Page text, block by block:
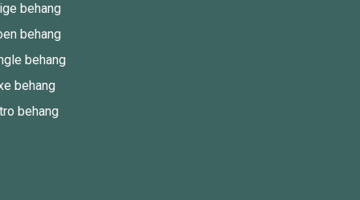
behang
behang
behang
behang
behang